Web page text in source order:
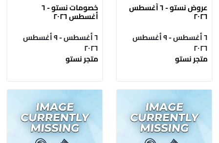
عروض نستو - ٦ أغسطس
٢٠٢٦
٦ أغسطس - ٩ أغسطس
٢٠٢٦
متجر نستو
خصومات نستو - ٦
أغسطس ٢٠٢٦
٦ أغسطس - ٩ أغسطس
٢٠٢٦
متجر نستو